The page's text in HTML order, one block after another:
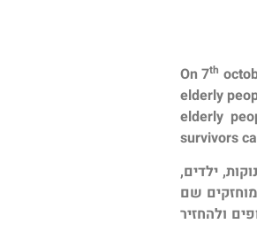
On 7th
elderly
elderly
survivors
את ישראל ורצחו באכזריות 1400 אזרחים: תינוקות, ילדים,
עזה ומוחזקים שם
ולהחזיר